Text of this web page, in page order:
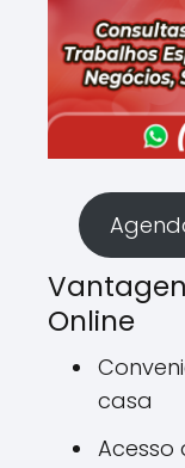
Online
casa
Acesso